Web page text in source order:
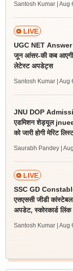
Santosh Kumar | Aug
LIVE
UGC NET
जून आंसर-की कब
लेटेस्ट अपडेट्स
Santosh Kumar | Aug
JNU DOP
एडमिशन शेड्यूल
को जारी होगी मेरिट
Saurabh Pandey |
LIVE
SSC GD
एसएससी जीडी
अपडेट, स्कोरकार्ड लिंक
Santosh Kumar | Aug